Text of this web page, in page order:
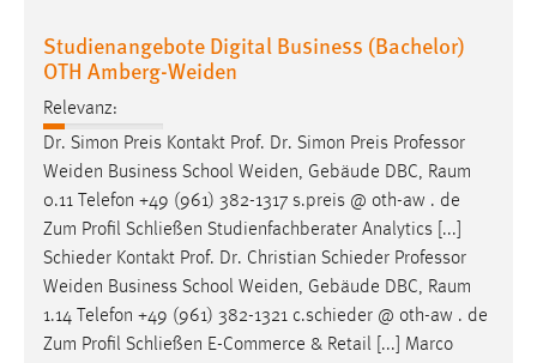
Studienangebote Digital Business (Bachelor)
OTH Amberg-Weiden
Relevanz:
Dr. Simon Preis Kontakt Prof. Dr. Simon Preis Professor
Weiden Business School Weiden, Gebäude DBC, Raum
0.11 Telefon +49 (961) 382-1317 s.preis @ oth-aw . de
Zum Profil Schließen Studienfachberater Analytics [...]
Schieder Kontakt Prof. Dr. Christian Schieder Professor
Weiden Business School Weiden, Gebäude DBC, Raum
1.14 Telefon +49 (961) 382-1321 c.schieder @ oth-aw . de
Zum Profil Schließen E-Commerce & Retail [...] Marco